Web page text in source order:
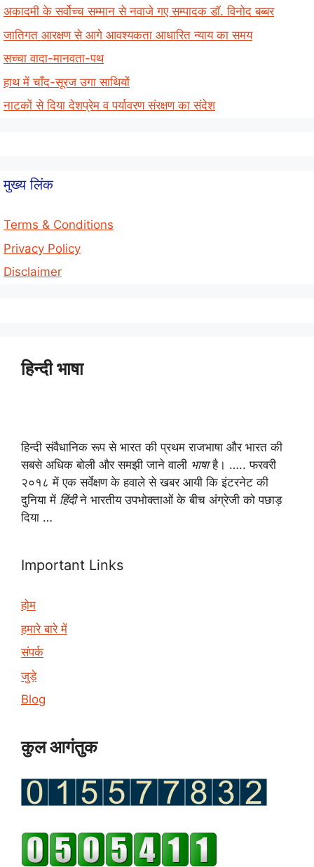
अकादमी के सर्वोच्च सम्मान से नवाजे गए सम्पादक डॉ. विनोद बब्बर
जातिगत आरक्षण से आगे आवश्यकता आधारित न्याय का समय
सच्चा वादा-मानवता-पथ
हाथ में चाँद-सूरज उगा साथियों
नाटकों से दिया देशप्रेम व पर्यावरण संरक्षण का संदेश
मुख्य लिंक
Terms & Conditions
Privacy Policy
Disclaimer
हिन्दी भाषा
हिन्दी संवैधानिक रूप से भारत की प्रथम राजभाषा और भारत की
सबसे अधिक बोली और समझी जाने वाली भाषाहै। ….. फरवरी
२०१८ में एक सर्वेक्षण के हवाले से खबर आयी कि इंटरनेट की
दुनिया में हिंदीने भारतीय उपभोक्ताओं के बीच अंग्रेजी को पछाड़
दिया …
Important Links
होम
हमारे बारे में
संपर्क
जुड़े
Blog
कुल आगंतुक